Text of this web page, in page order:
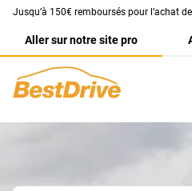
Jusqu’à 150€ remboursés pour l’achat
Aller sur notre site pro